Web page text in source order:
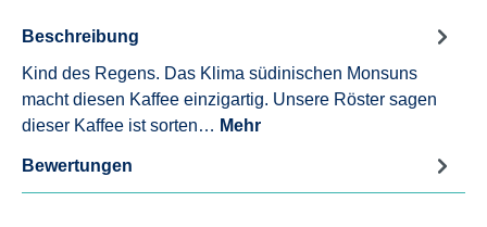
Beschreibung
Kind des Regens. Das Klima südinischen Monsuns
macht diesen Kaffee einzigartig. Unsere Röster sagen
dieser Kaffee ist sorten… Mehr
Bewertungen